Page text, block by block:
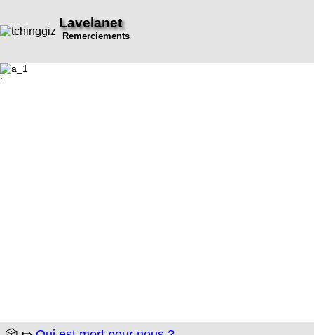
Lavelanet
Remerciements
: